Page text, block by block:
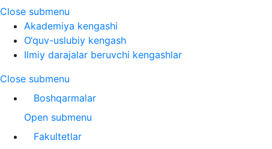
Close submenu
Akademiya kengashi
O‘quv-uslubiy kengash
Ilmiy darajalar beruvchi kengashlar
Close submenu
Boshqarmalar
Open submenu
Fakultetlar